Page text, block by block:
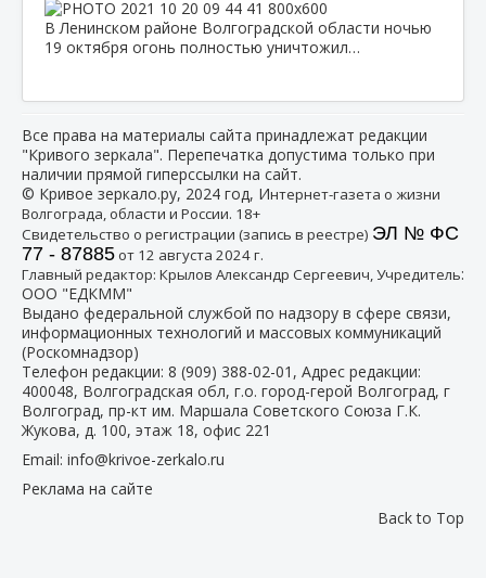
В Ленинском районе Волгоградской области ночью
19 октября огонь полностью уничтожил…
Все права на материалы сайта принадлежат редакции
"Кривого зеркала". Перепечатка допустима только при
наличии прямой гиперссылки на сайт.
© Кривое зеркало.ру, 2024 год, Интернет-газета о жизни
Волгограда, области и России. 18+
Свидетельство о регистрации (запись в реестре) ЭЛ № ФС
77 - 87885от 12 августа 2024 г.
Главный редактор: Крылов Александр Сергеевич, Учредитель:
ООО "ЕДКММ"
Выдано федеральной службой по надзору в сфере связи,
информационных технологий и массовых коммуникаций
(Роскомнадзор)
Телефон редакции: 8 (909) 388-02-01 , Адрес редакции:
400048, Волгоградская обл, г.о. город-герой Волгоград, г
Волгоград, пр-кт им. Маршала Советского Союза Г.К.
Жукова, д. 100, этаж 18, офис 221
Email: info@krivoe-zerkalo.ru
Реклама на сайте
Back to Top